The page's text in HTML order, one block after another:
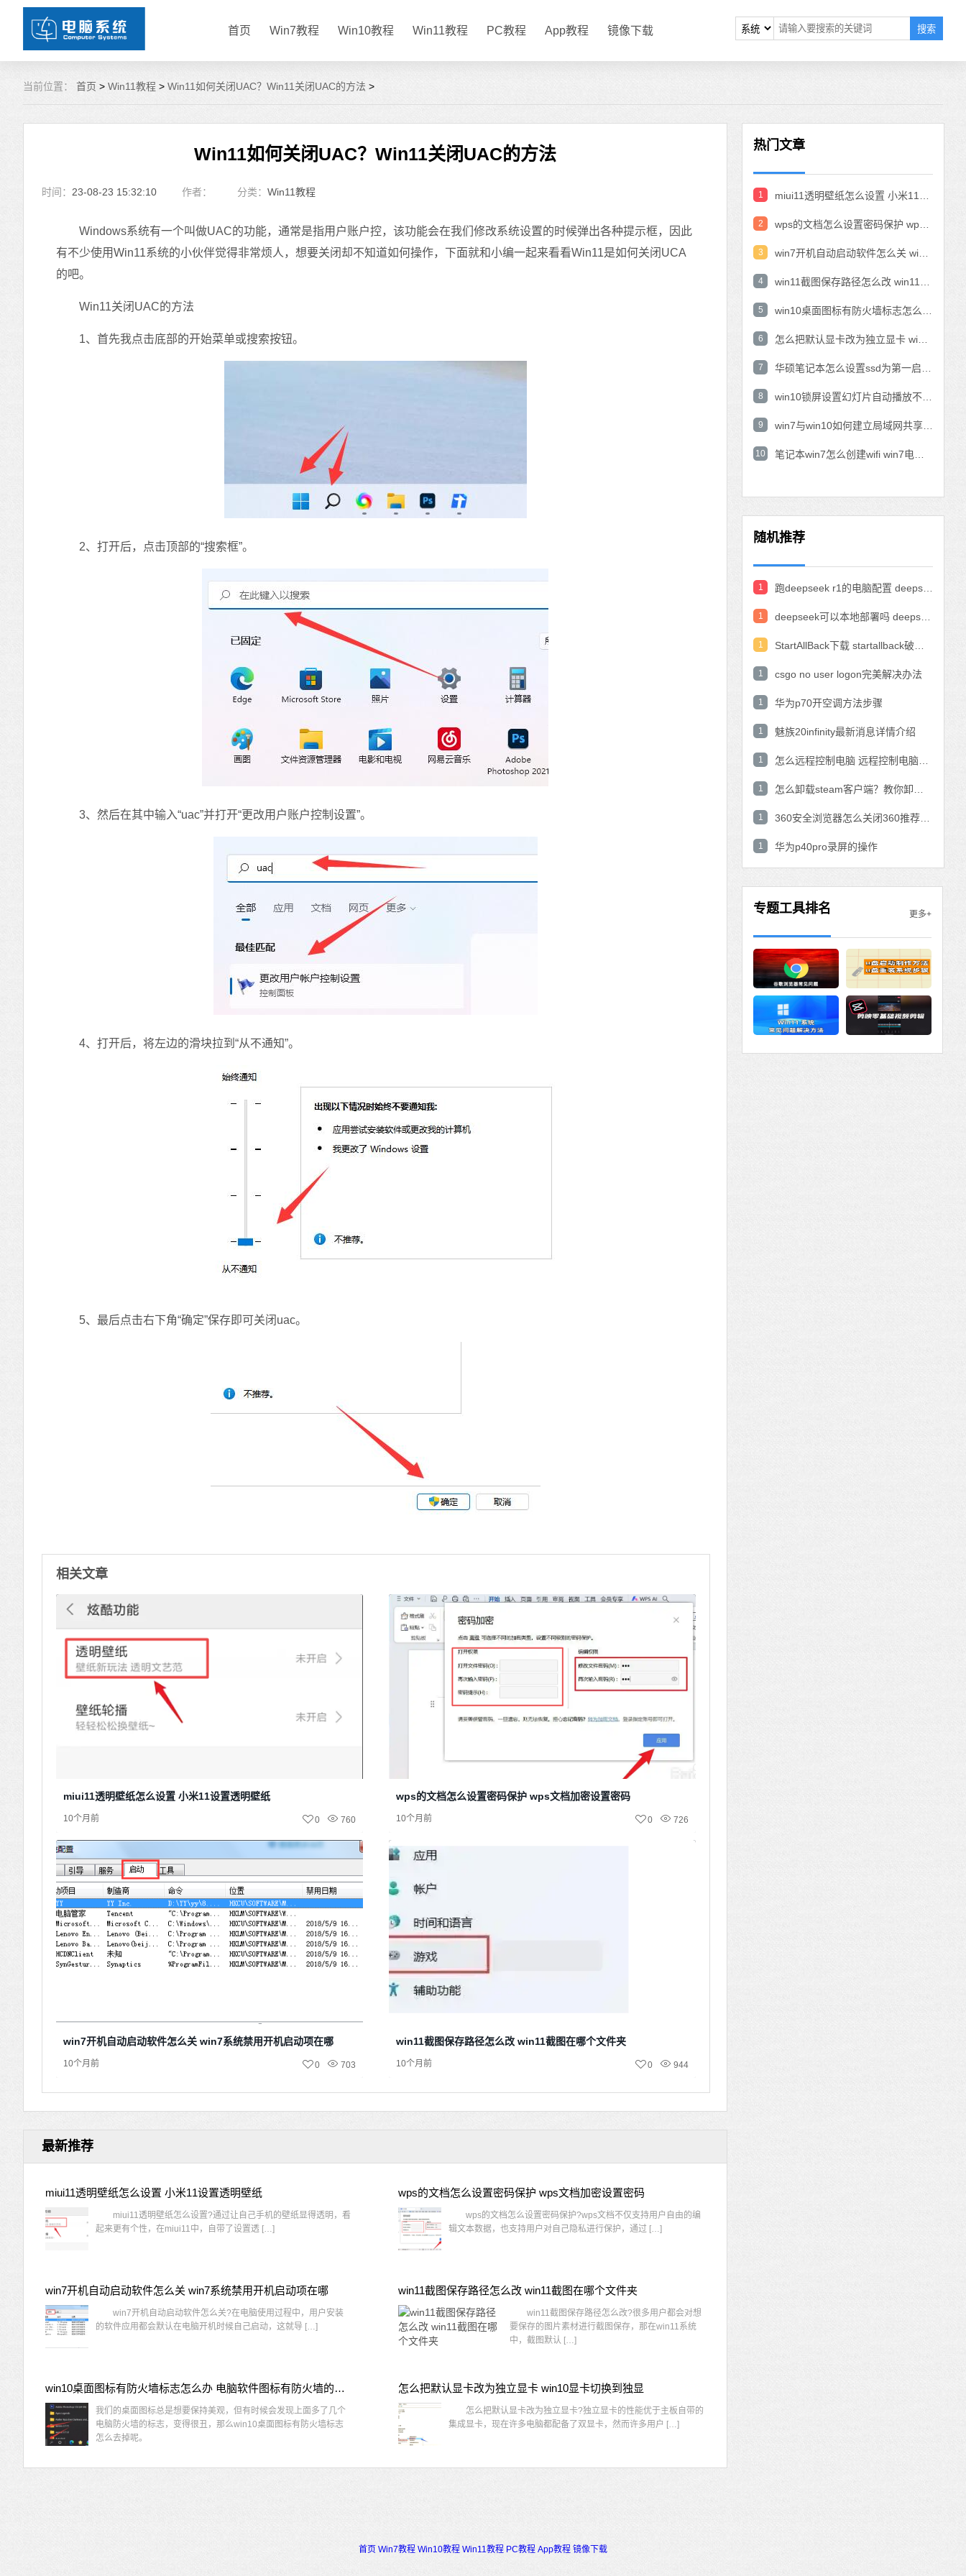
首页 Win7教程 Win10教程 Win11教程 PC教程 App教程 镜像下载 搜索
当前位置： 首页 > Win11教程 > Win11如何关闭UAC？Win11关闭UAC的方法 >
Win11如何关闭UAC？Win11关闭UAC的方法
时间： 23-08-23 15:32:10 作者： 分类： Win11教程
Windows系统有一个叫做UAC的功能，通常是指用户账户控，该功能会在我们修改系统设置的时候弹出各种提示框，因此
有不少使用Win11系统的小伙伴觉得非常烦人，想要关闭却不知道如何操作，下面就和小编一起来看看Win11是如何关闭UCA
的吧。
Win11关闭UAC的方法
1、首先我点击底部的开始菜单或搜索按钮。
2、打开后，点击顶部的“搜索框”。
3、然后在其中输入“uac”并打开“更改用户账户控制设置”。
4、打开后，将左边的滑块拉到“从不通知”。
5、最后点击右下角“确定”保存即可关闭uac。
相关文章
miui11透明壁纸怎么设置 小米11设置透明壁纸
10个月前 760
0
wps的文档怎么设置密码保护 wps文档加密设置密码
10个月前 726
0
win7开机自动启动软件怎么关 win7系统禁用开机启动项在哪
10个月前 703
0
win11截图保存路径怎么改 win11截图在哪个文件夹
10个月前 944
0
最新推荐
miui11透明壁纸怎么设置 小米11设置透明壁纸
miui11透明壁纸怎么设置?通过让自己手机的壁纸显得透明，看
起来更有个性，在miui11中，自带了设置透 […]
wps的文档怎么设置密码保护 wps文档加密设置密码
wps的文档怎么设置密码保护?wps文档不仅支持用户自由的编
辑文本数据，也支持用户对自己隐私进行保护，通过 […]
win7开机自动启动软件怎么关 win7系统禁用开机启动项在哪
win7开机自动启动软件怎么关?在电脑使用过程中，用户安装
的软件应用都会默认在电脑开机时候自己启动，这就导 […]
win11截图保存路径怎么改 win11截图在哪个文件夹
win11截图保存路径怎么改?很多用户都会对想
要保存的图片素材进行截图保存，那在win11系统
中，截图默认 […]
win10桌面图标有防火墙标志怎么办 电脑软件图标有防火墙的小图标怎么去掉
我们的桌面图标总是想要保持美观，但有时候会发现上面多了几个
电脑防火墙的标志，变得很丑，那么win10桌面图标有防火墙标志
怎么去掉呢。
怎么把默认显卡改为独立显卡 win10显卡切换到独显
怎么把默认显卡改为独立显卡?独立显卡的性能优于主板自带的
集成显卡，现在许多电脑都配备了双显卡，然而许多用户 […]
热门文章
1
2
3
4
5
6
7
8
9
10
随机推荐
1
1
1
1 csgo no user logon完美解决办法
1 华为p70开空调方法步骤
1 魅族20infinity最新消息详情介绍
1
1
1
1 华为p40pro录屏的操作
专题工具排名 更多+
首页 Win7教程 Win10教程 Win11教程 PC教程 App教程 镜像下载